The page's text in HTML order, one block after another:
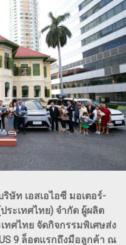
ษัท เอสเอไอซี มอเตอร์-
ระเทศไทย) จำกัด ผู้ผลิต
ทศไทย จัดกิจกรรมพิเศษส่ง
9 ล็อตแรกถึงมือลูกค้า ณ